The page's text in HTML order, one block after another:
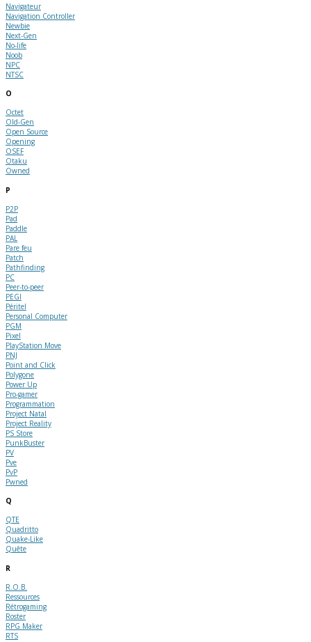
Navigateur
Navigation Controller
Newbie
Next-Gen
No-life
Noob
NPC
NTSC
O
Octet
Old-Gen
Open Source
Opening
OSEF
Otaku
Owned
P
P2P
Pad
Paddle
PAL
Pare feu
Patch
Pathfinding
PC
Peer-to-peer
PEGI
Péritel
Personal Computer
PGM
Pixel
PlayStation Move
PNJ
Point and Click
Polygone
Power Up
Pro-gamer
Programmation
Project Natal
Project Reality
PS Store
PunkBuster
PV
Pve
PvP
Pwned
Q
QTE
Quadritto
Quake-Like
Quête
R
R.O.B.
Ressources
Rétrogaming
Roster
RPG Maker
RTS